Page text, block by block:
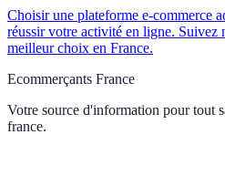
Choisir une plateforme e-commerce
réussir votre activité en ligne. Suivez
meilleur choix en France.
Ecommerçants France
Votre source d'information pour tout
france.